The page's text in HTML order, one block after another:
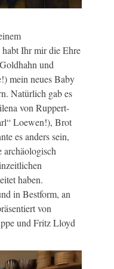
habt Ihr mir die Ehre
und
mein neues Baby
Natürlich gab es
von Ruppert-
Loewen!), Brot
es anders sein,
haben.
in Bestform, an
von
und Fritz Lloyd